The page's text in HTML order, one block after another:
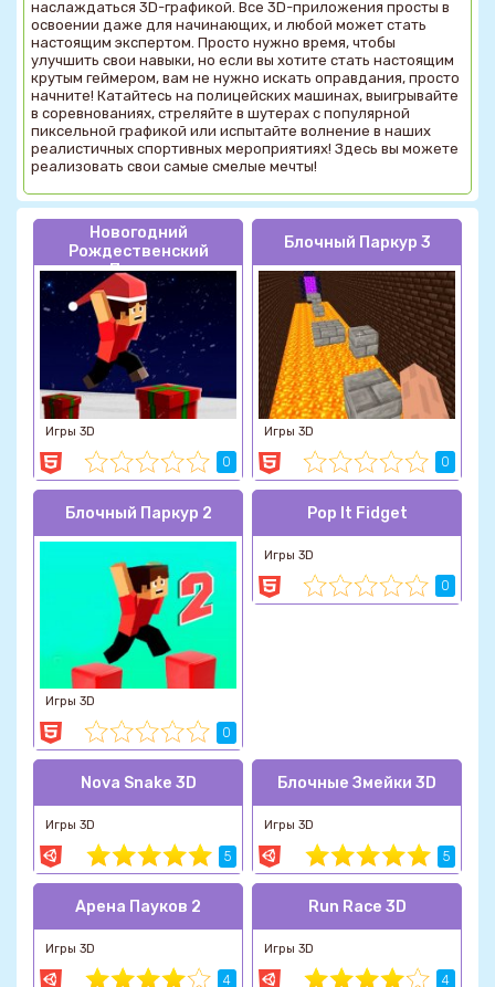
наслаждаться 3D-графикой. Все 3D-приложения просты в
освоении даже для начинающих, и любой может стать
настоящим экспертом. Просто нужно время, чтобы
улучшить свои навыки, но если вы хотите стать настоящим
крутым геймером, вам не нужно искать оправдания, просто
начните! Катайтесь на полицейских машинах, выигрывайте
в соревнованиях, стреляйте в шутерах с популярной
пиксельной графикой или испытайте волнение в наших
реалистичных спортивных мероприятиях! Здесь вы можете
реализовать свои самые смелые мечты!
Новогодний
Рождественский
Паркур
Игры 3D
0
Блочный Паркур 3
Игры 3D
0
Блочный Паркур 2
Игры 3D
0
Pop It Fidget
Игры 3D
0
Nova Snake 3D
Игры 3D
5
Блочные Змейки 3D
Игры 3D
5
Арена Пауков 2
Игры 3D
4
Run Race 3D
Игры 3D
4